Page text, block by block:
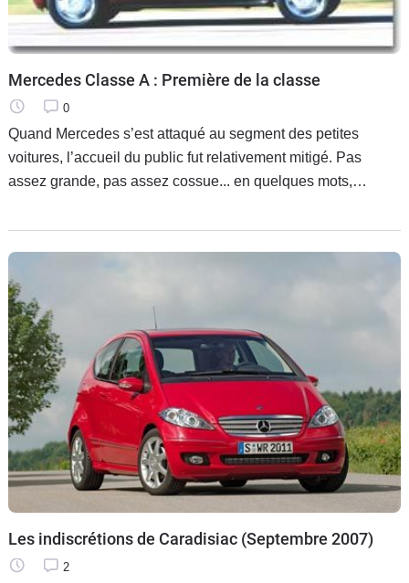
Mercedes Classe A : Première de la classe
0
Quand Mercedes s’est attaqué au segment des petites
voitures, l’accueil du public fut relativement mitigé. Pas
assez grande, pas assez cossue... en quelques mots,
un départ bien
Les indiscrétions de Caradisiac (Septembre 2007)
2